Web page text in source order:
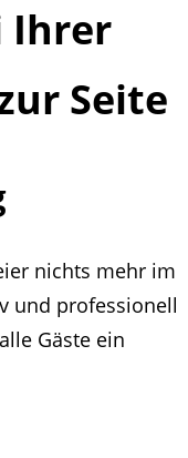
Ihrer
Seite
nichts mehr im
und professionell
Gäste ein